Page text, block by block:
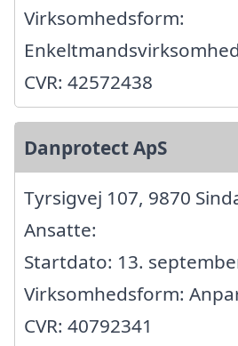
Virksomhedsform:
Enkeltmandsvirksomhed
CVR: 42572438
Danprotect ApS
Tyrsigvej 107, 9870
Ansatte:
Startdato: 13.
Virksomhedsform:
CVR: 40792341